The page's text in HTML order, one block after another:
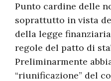
Punto cardine delle
soprattutto in vista
della legge
regole del patto di
Preliminarmente
“riunificazione” del